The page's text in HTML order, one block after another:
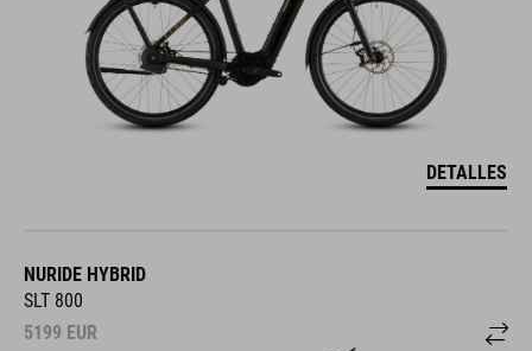
DETALLES
NURIDE HYBRID
SLT 800
5199 EUR